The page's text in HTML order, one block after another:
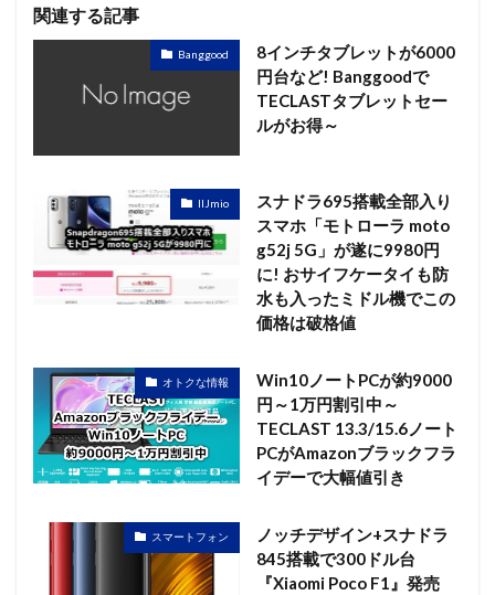
関連する記事
Banggood
8インチタブレットが6000
円台など! Banggoodで
TECLASTタブレットセー
ルがお得～
IIJmio
スナドラ695搭載全部入り
スマホ「モトローラ moto
g52j 5G」が遂に9980円
に! おサイフケータイも防
水も入ったミドル機でこの
価格は破格値
オトクな情報
Win10ノートPCが約9000
円～1万円割引中～
TECLAST 13.3/15.6ノート
PCがAmazonブラックフラ
イデーで大幅値引き
スマートフォン
ノッチデザイン+スナドラ
845搭載で300ドル台
『Xiaomi Poco F1』発売